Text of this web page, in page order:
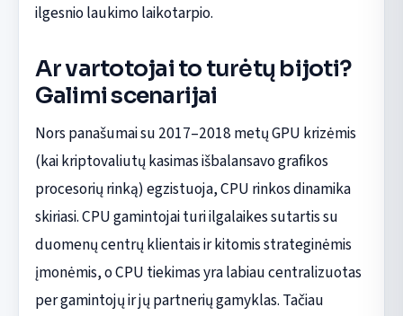
ilgesnio laukimo laikotarpio.
Ar vartotojai to turėtų bijoti?
Galimi scenarijai
Nors panašumai su 2017–2018 metų GPU krizėmis
(kai kriptovaliutų kasimas išbalansavo grafikos
procesorių rinką) egzistuoja, CPU rinkos dinamika
skiriasi. CPU gamintojai turi ilgalaikes sutartis su
duomenų centrų klientais ir kitomis strateginėmis
įmonėmis, o CPU tiekimas yra labiau centralizuotas
per gamintojų ir jų partnerių gamyklas. Tačiau